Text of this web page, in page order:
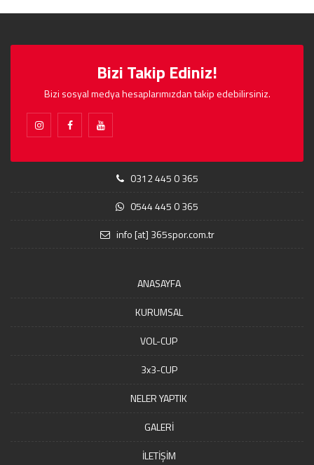
Bizi Takip Ediniz!
Bizi sosyal medya hesaplarımızdan takip edebilirsiniz.
0312 445 0 365
0544 445 0 365
info [at] 365spor.com.tr
ANASAYFA
KURUMSAL
VOL-CUP
3x3-CUP
NELER YAPTIK
GALERİ
İLETİŞİM